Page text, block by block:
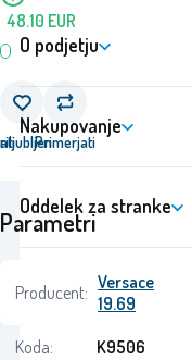
48.10 EUR
Primerjati
Parametri
Producent: Versace
19.69
Koda:
K9506
O podjetju
Nakupovanje
Oddelek za stranke